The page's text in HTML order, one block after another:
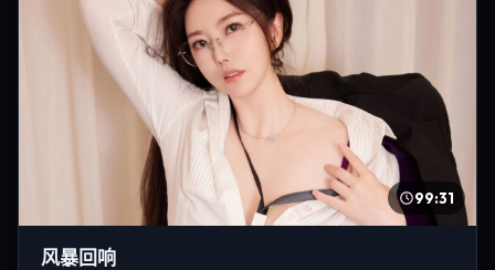
99:31
风暴回响